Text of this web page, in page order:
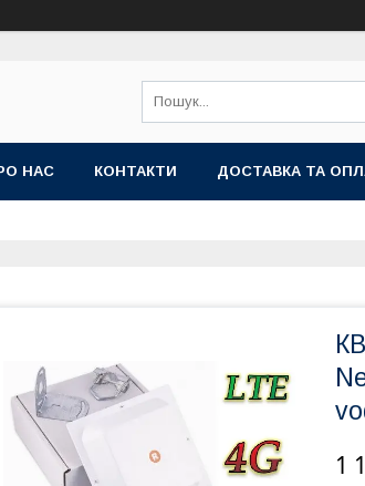
НАС КОНТАКТИ ДОСТАВКА ТА
1